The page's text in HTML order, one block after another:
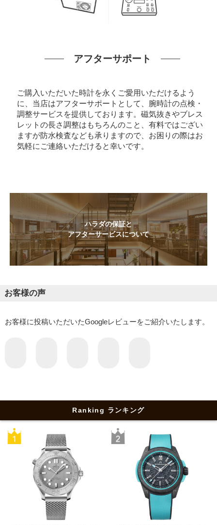
アフターサポート
ご購入いただいた時計を永くご愛用いただけるよう
に、当店はアフターサポートとして、腕時計の点検・
調整サービスを提供しております。磁気抜きやブレス
レットの長さ調整はもちろんのこと、有料ではござい
ますが防水検査なども承りますので、お困りの際はお
気軽にご連絡いただけると幸いです。
ハラダの保証と
アフターサービスについて
お客様の声
お客様に投稿いただいたGoogleレビューをご紹介いたします。
Ranking ランキング